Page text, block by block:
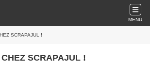
MENU
SCRAPAJUL !
SCRAPAJUL !